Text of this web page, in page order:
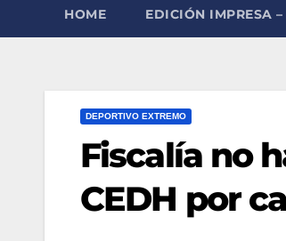
HOME EDICIÓN IMPRESA
DEPORTIVO EXTREMO
Fiscalía no
CEDH por